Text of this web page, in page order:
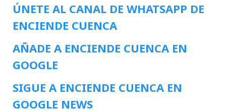
ÚNETE AL CANAL DE WHATSAPP DE
ENCIENDE CUENCA
AÑADE A ENCIENDE CUENCA EN
GOOGLE
SIGUE A ENCIENDE CUENCA EN
GOOGLE NEWS